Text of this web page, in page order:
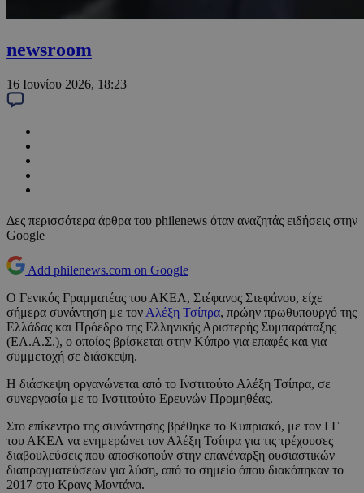
newsroom
16 Ιουνίου 2026, 18:23
Δες περισσότερα άρθρα του philenews όταν αναζητάς ειδήσεις στην
Google
Add philenews.com on Google
Ο Γενικός Γραμματέας του ΑΚΕΛ, Στέφανος Στεφάνου, είχε
σήμερα συνάντηση με τον Αλέξη Τσίπρα, πρώην πρωθυπουργό της
Ελλάδας και Πρόεδρο της Ελληνικής Αριστερής Συμπαράταξης
(ΕΛ.Α.Σ.), ο οποίος βρίσκεται στην Κύπρο για επαφές και για
συμμετοχή σε διάσκεψη.
Η διάσκεψη οργανώνεται από το Ινστιτούτο Αλέξη Τσίπρα, σε
συνεργασία με το Ινστιτούτο Ερευνών Προμηθέας.
Στο επίκεντρο της συνάντησης βρέθηκε το Κυπριακό, με τον ΓΓ
του ΑΚΕΛ να ενημερώνει τον Αλέξη Τσίπρα για τις τρέχουσες
διαβουλεύσεις που αποσκοπούν στην επανέναρξη ουσιαστικών
διαπραγματεύσεων για λύση, από το σημείο όπου διακόπηκαν το
2017 στο Κρανς Μοντάνα.